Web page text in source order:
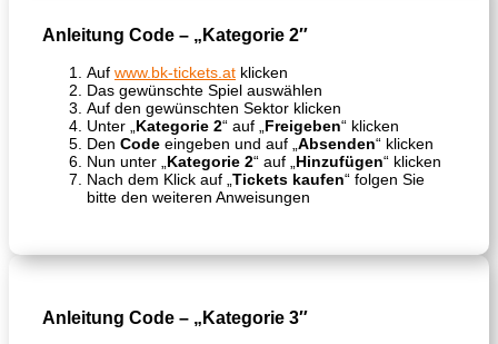
Anleitung Code – „Kategorie 2″
Auf www.bk-tickets.at klicken
Das gewünschte Spiel auswählen
Auf den gewünschten Sektor klicken
Unter „Kategorie 2“ auf „Freigeben“ klicken
Den Code eingeben und auf „Absenden“ klicken
Nun unter „Kategorie 2“ auf „Hinzufügen“ klicken
Nach dem Klick auf „Tickets kaufen“ folgen Sie
bitte den weiteren Anweisungen
Anleitung Code – „Kategorie 3″